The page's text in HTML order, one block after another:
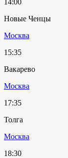
Новые Ченцы
Москва
15:35
Вакарево
Москва
17:35
Толга
Москва
18:30